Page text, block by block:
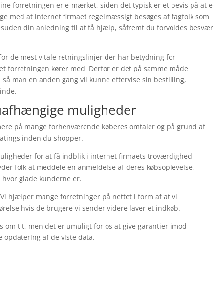
forretningen er e-mærket, siden det typisk er et bevis på at e-
med at internet firmaet regelmæssigt besøges af fagfolk som
din anledning til at få hjælp, såfremt du forvoldes besvær
de mest vitale retningslinjer der har betydning for
forretningen kører med. Derfor er det på samme måde
man en anden gang vil kunne eftervise sin bestilling,
muligheder
på mange forhenværende køberes omtaler og på grund af
inden du shopper.
for at få indblik i internet firmaets troværdighed.
folk at meddele en anmeldelse af deres købsoplevelse,
glade kunderne er.
hjælper mange forretninger på nettet i form af at vi
hvis de brugere vi sender videre laver et indkøb.
tit, men det er umuligt for os at give garantier imod
af de viste data.